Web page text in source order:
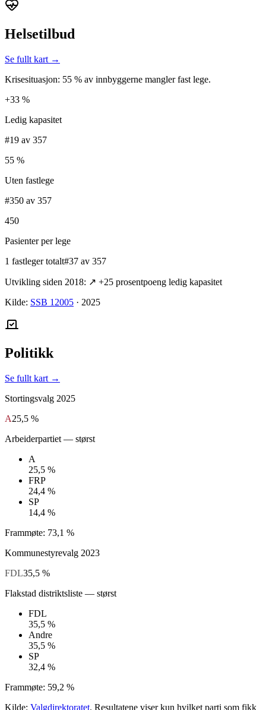
Helsetilbud
Se fullt kart →
Krisesituasjon: 55 % av innbyggerne mangler fast lege.
+33 %
Ledig kapasitet
#19 av 357
55 %
Uten fastlege
#350 av 357
450
Pasienter per lege
1 fastleger totalt#37 av 357
Utvikling siden 2018: ↗ +25 prosentpoeng ledig kapasitet
Kilde: SSB 12005 · 2025
Politikk
Se fullt kart →
Stortingsvalg 2025
A25,5 %
Arbeiderpartiet — størst
A
25,5 %
FRP
24,4 %
SP
14,4 %
Frammøte: 73,1 %
Kommunestyrevalg 2023
FDL35,5 %
Flakstad distriktsliste — størst
FDL
35,5 %
Andre
35,5 %
SP
32,4 %
Frammøte: 59,2 %
Kilde: Valgdirektoratet. Resultatene viser kun hvilket parti som fikk